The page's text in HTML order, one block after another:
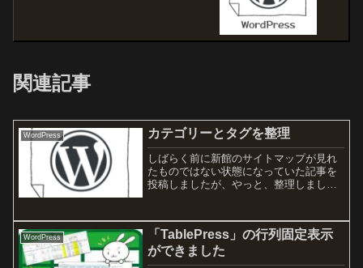
関連記事
WordPress カテゴリーとタグを整理
しばらく前に新館のサイトマップが見れ
たものではない状態になっていた記事を
投稿しましたが、やっと、整理しまし
強。プロが解説｜WordPressの正しいカ
テゴリー分け！設定方法...
WordPress
「TablePress」の行列固定表示
ができました